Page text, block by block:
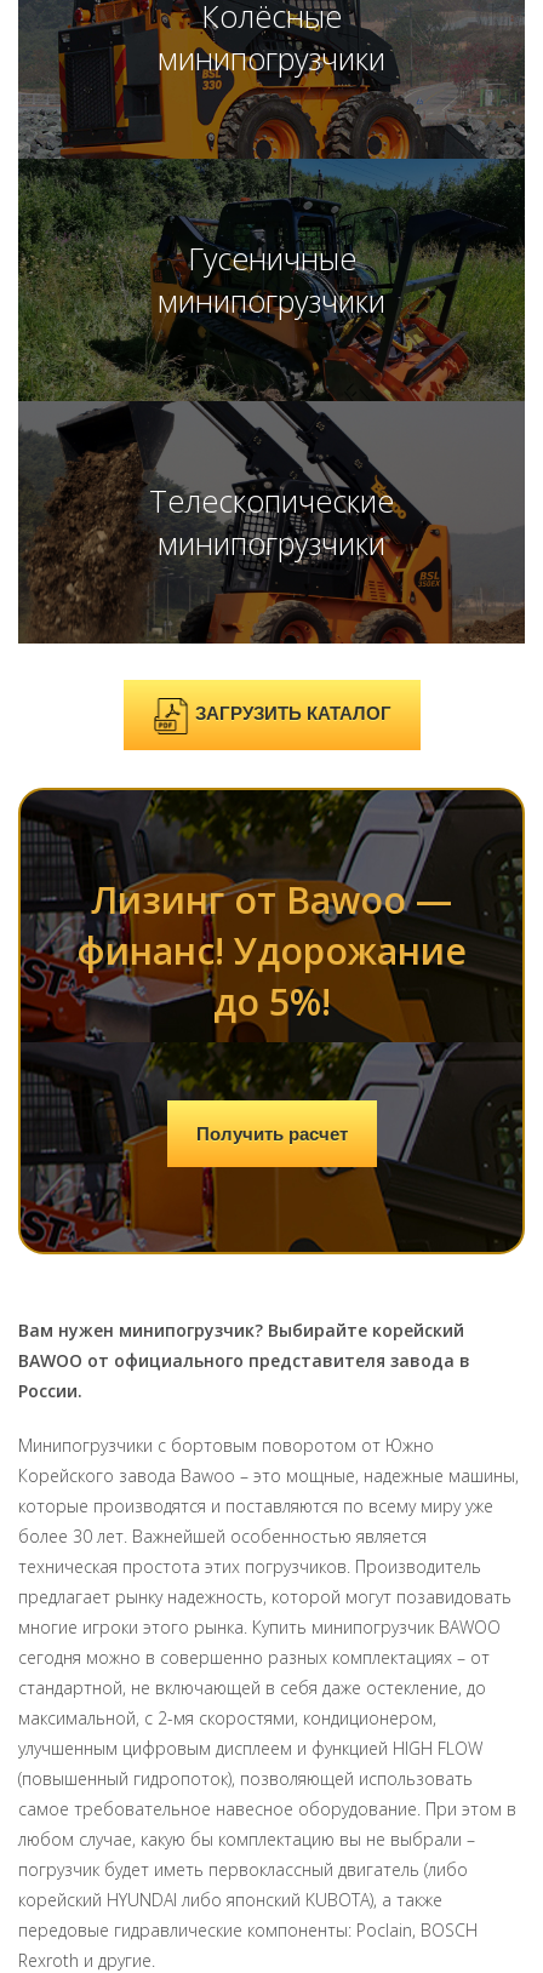
Колёсные
минипогрузчики
Гусеничные
минипогрузчики
Телескопические
минипогрузчики
ЗАГРУЗИТЬ КАТАЛОГ
Лизинг от Bawoo —
финанс! Удорожание
до 5%!
Получить расчет
Вам нужен минипогрузчик? Выбирайте корейский
BAWOO от официального представителя завода в
России.
Минипогрузчики с бортовым поворотом от Южно
Корейского завода Bawoo – это мощные, надежные машины,
которые производятся и поставляются по всему миру уже
более 30 лет. Важнейшей особенностью является
техническая простота этих погрузчиков. Производитель
предлагает рынку надежность, которой могут позавидовать
многие игроки этого рынка. Купить минипогрузчик BAWOO
сегодня можно в совершенно разных комплектациях – от
стандартной, не включающей в себя даже остекление, до
максимальной, с 2-мя скоростями, кондиционером,
улучшенным цифровым дисплеем и функцией HIGH FLOW
(повышенный гидропоток), позволяющей использовать
самое требовательное навесное оборудование. При этом в
любом случае, какую бы комплектацию вы не выбрали –
погрузчик будет иметь первоклассный двигатель (либо
корейский HYUNDAI либо японский KUBOTA), а также
передовые гидравлические компоненты: Poclain, BOSCH
Rexroth и другие.